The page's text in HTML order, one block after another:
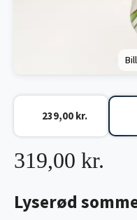
Lyserød
319,00 kr.
239,00 kr.